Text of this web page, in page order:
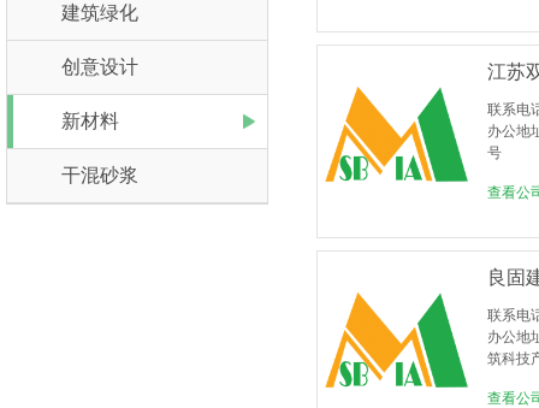
建筑绿化
创意设计
新材料
干混砂浆
江苏
联系电
办公地
号
查看公
良固
联系电
办公地
筑科技
查看公